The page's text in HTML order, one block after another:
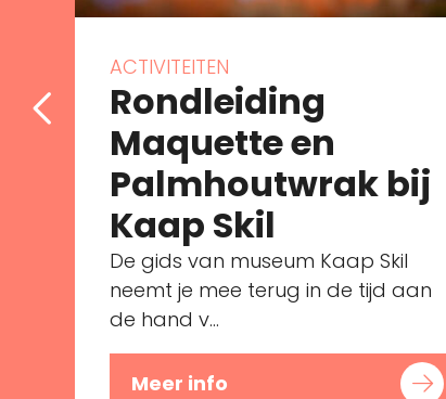
ACTIVITEITEN
Rondleiding
Maquette en
Palmhoutwrak bij
Kaap Skil
De gids van museum Kaap Skil
neemt je mee terug in de tijd aan
de hand v...
Meer info